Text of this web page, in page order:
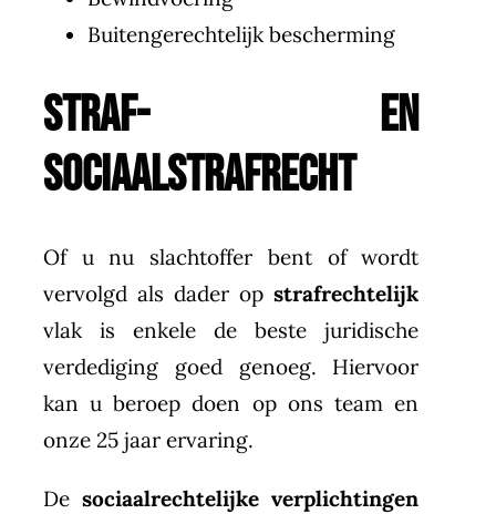
Buitengerechtelijk bescherming
STRAF- EN
SOCIAALSTRAFRECHT
Of u nu slachtoffer bent of wordt
vervolgd als dader opstrafrechtelijk
vlak is enkele de beste juridische
verdediging goed genoeg. Hiervoor
kan u beroep doen op ons team en
onze 25 jaar ervaring.
Desociaalrechtelijke verplichtingen